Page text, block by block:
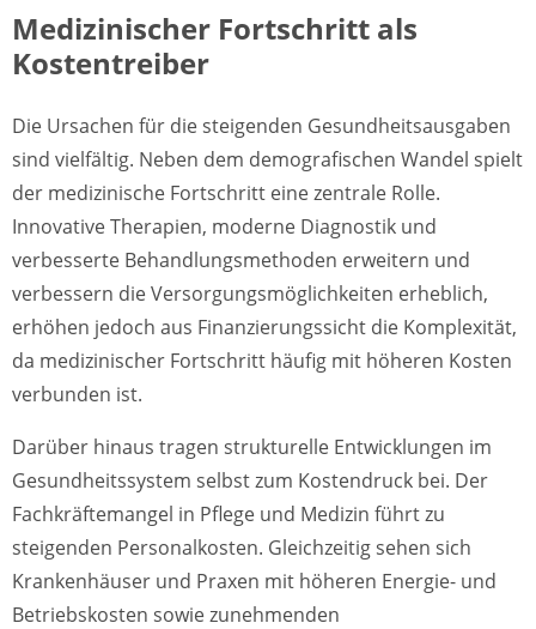
Medizinischer Fortschritt als
Kostentreiber
Die Ursachen für die steigenden Gesundheitsausgaben
sind vielfältig. Neben dem demografischen Wandel spielt
der medizinische Fortschritt eine zentrale Rolle.
Innovative Therapien, moderne Diagnostik und
verbesserte Behandlungsmethoden erweitern und
verbessern die Versorgungsmöglichkeiten erheblich,
erhöhen jedoch aus Finanzierungssicht die Komplexität,
da medizinischer Fortschritt häufig mit höheren Kosten
verbunden ist.
Darüber hinaus tragen strukturelle Entwicklungen im
Gesundheitssystem selbst zum Kostendruck bei. Der
Fachkräftemangel in Pflege und Medizin führt zu
steigenden Personalkosten. Gleichzeitig sehen sich
Krankenhäuser und Praxen mit höheren Energie- und
Betriebskosten sowie zunehmenden